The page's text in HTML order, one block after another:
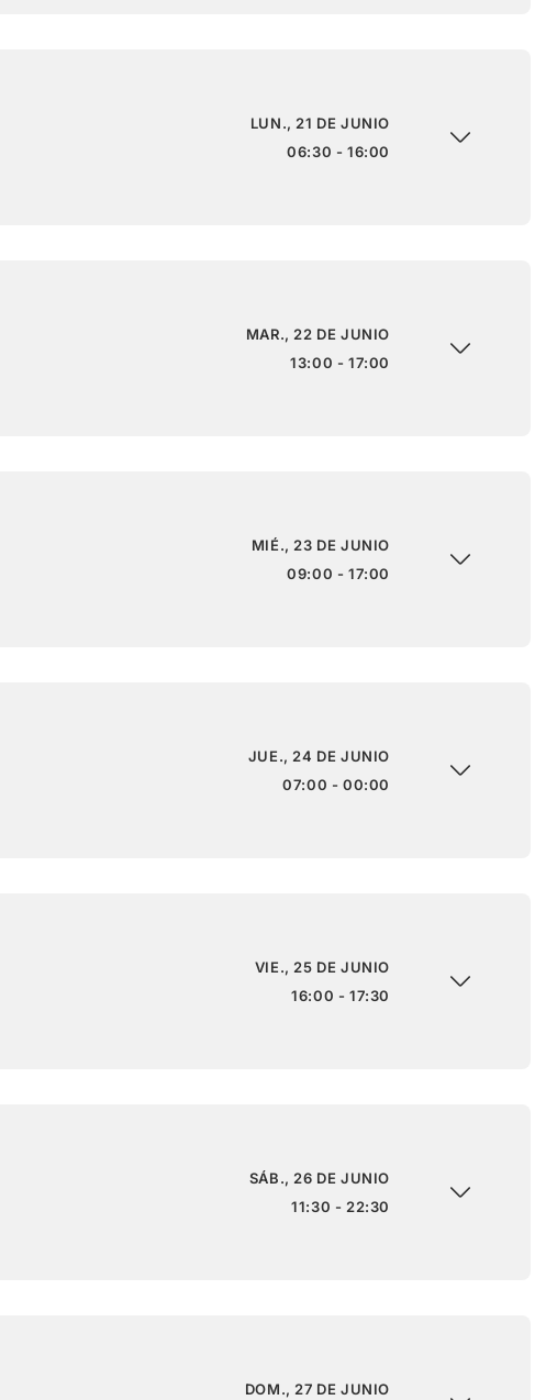
LUN., 21 DE JUNIO
06:30 - 16:00
MAR., 22 DE JUNIO
13:00 - 17:00
MIÉ., 23 DE JUNIO
09:00 - 17:00
JUE., 24 DE JUNIO
07:00 - 00:00
VIE., 25 DE JUNIO
16:00 - 17:30
SÁB., 26 DE JUNIO
11:30 - 22:30
DOM., 27 DE JUNIO